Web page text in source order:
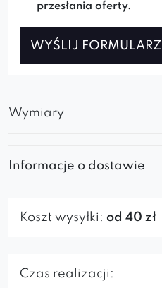
przesłania oferty.
WYŚLIJ FORMULARZ
Wymiary
Informacje o dostawie
Koszt wysyłki: od 40 zł
Czas realizacji: